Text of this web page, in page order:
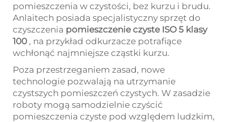
pomieszczenia w czystości, bez kurzu i brudu.
Anlaitech posiada specjalistyczny sprzęt do
czyszczenia pomieszczenie czyste ISO 5 klasy
100 , na przykład odkurzacze potrafiące
wchłonąć najmniejsze cząstki kurzu.
Poza przestrzeganiem zasad, nowe
technologie pozwalają na utrzymanie
czystszych pomieszczeń czystych. W zasadzie
roboty mogą samodzielnie czyścić
pomieszczenia czyste pod względem ludzkim,